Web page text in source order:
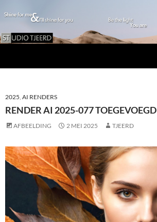
INHOUD
2025, AI RENDERS
RENDER AI 2025-077 TOEGEVOEGD
AFBEELDING 2 MEI 2025 TJEERD